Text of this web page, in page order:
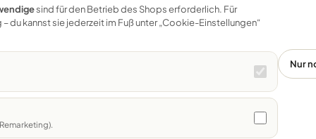
Versand & Lieferzeit
Größen & Gebinde
Nachhaltigkeit
klemmbrett.de
Alle Preise inkl. MwSt. · Versand per DHL · DE 5,90 € · versandkostenfrei ab
sind für den Betrieb des Shops erforderlich. Für
du kannst sie jederzeit im Fuß unter „Cookie-Einstellungen“
Nur